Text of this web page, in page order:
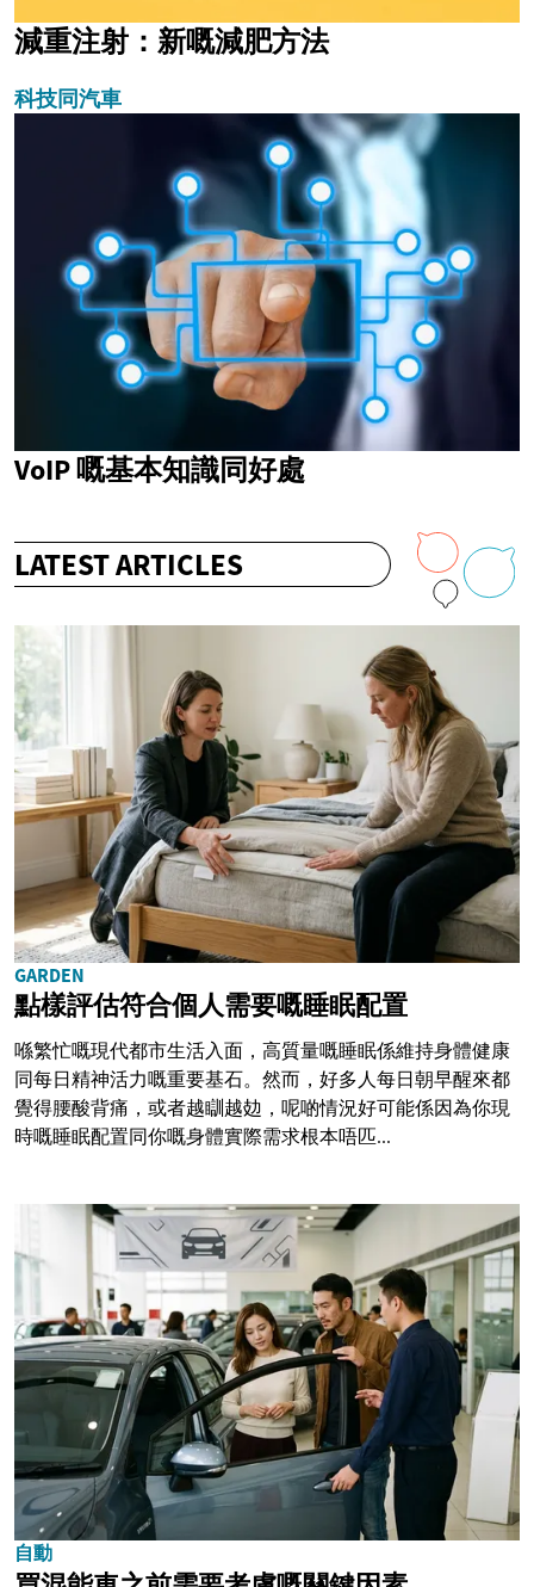
減重注射：新嘅減肥方法
科技同汽車
VoIP 嘅基本知識同好處
LATEST ARTICLES
GARDEN
點樣評估符合個人需要嘅睡眠配置
喺繁忙嘅現代都市生活入面，高質量嘅睡眠係維持身體健康
同每日精神活力嘅重要基石。然而，好多人每日朝早醒來都
覺得腰酸背痛，或者越瞓越攰，呢啲情況好可能係因為你現
時嘅睡眠配置同你嘅身體實際需求根本唔匹...
自動